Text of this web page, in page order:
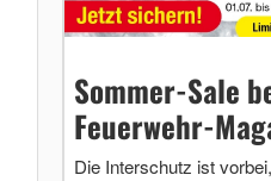
Sommer-Sale
Feuerwehr-
Die Interschutz ist